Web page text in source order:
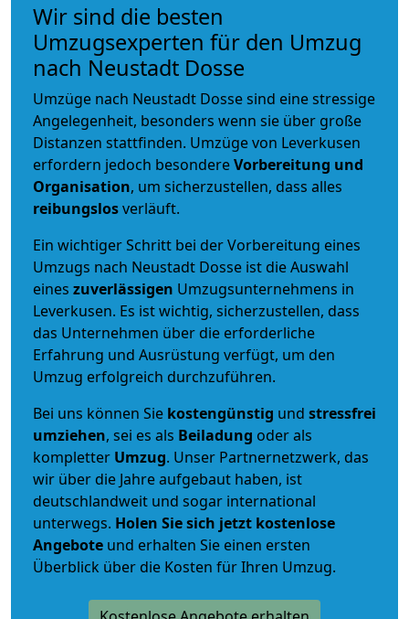
Wir sind die besten
Umzugsexperten für den Umzug
nach Neustadt Dosse
Umzüge nach Neustadt Dosse sind eine stressige
Angelegenheit, besonders wenn sie über große
Distanzen stattfinden. Umzüge von Leverkusen
erfordern jedoch besondereVorbereitung und
Organisation, um sicherzustellen, dass alles
reibungslosverläuft.
Ein wichtiger Schritt bei der Vorbereitung eines
Umzugs nach Neustadt Dosse ist die Auswahl
eines zuverlässigen Umzugsunternehmens in
Leverkusen. Es ist wichtig, sicherzustellen, dass
das Unternehmen über die erforderliche
Erfahrung und Ausrüstung verfügt, um den
Umzug erfolgreich durchzuführen.
Bei uns können Sie kostengünstig und stressfrei
umziehen, sei es als Beiladung oder als
kompletter Umzug. Unser Partnernetzwerk, das
wir über die Jahre aufgebaut haben, ist
deutschlandweit und sogar international
unterwegs. Holen Sie sich jetzt kostenlose
Angebote und erhalten Sie einen ersten
Überblick über die Kosten für Ihren Umzug.